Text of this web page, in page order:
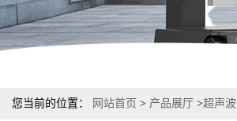
您当前的位置： 网站首页 > 产品展厅 >超声